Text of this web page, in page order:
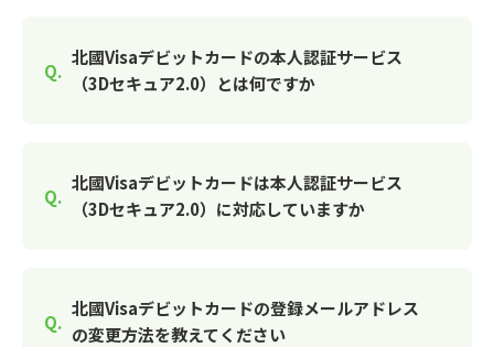
北國Visaデビットカードの本人認証サービス
（3Dセキュア2.0）とは何ですか
北國Visaデビットカードは本人認証サービス
（3Dセキュア2.0）に対応していますか
北國Visaデビットカードの登録メールアドレス
の変更方法を教えてください